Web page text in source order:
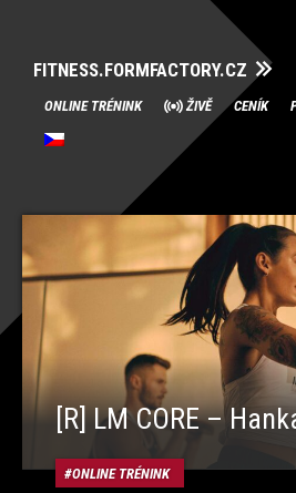
FITNESS.FORMFACTORY.CZ
Přeskočit
na
obsah
ONLINE TRÉNINK ŽIVĚ CENÍK
[R] LM CORE –
ONLINE TRÉNINK